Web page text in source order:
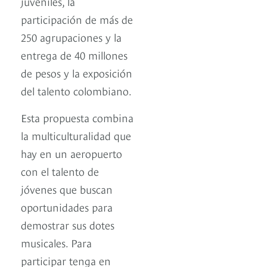
participación de más de
250 agrupaciones y la
entrega de 40 millones
de pesos y la exposición
del talento colombiano.
Esta propuesta combina
la multiculturalidad que
hay en un aeropuerto
con el talento de
jóvenes que buscan
oportunidades para
demostrar sus dotes
musicales. Para
participar tenga en